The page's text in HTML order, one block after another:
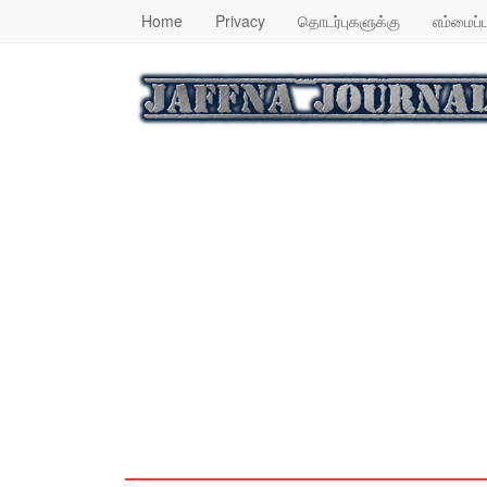
Home Privacy தொடர்புகளுக்கு